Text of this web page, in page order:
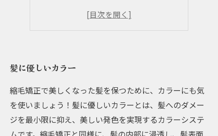
ヘアケアに役立つ
髪に優しいカラー
縮毛矯正で美しくなった髪を保つために、カラーにも気
を使いましょう！髪に優しいカラーとは、髪へのダメー
ジを最小限に抑え、美しい発色を実現するカラーシステ